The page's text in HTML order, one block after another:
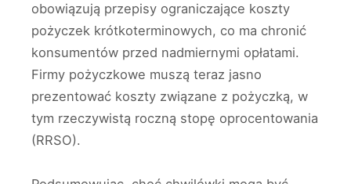
obowiązują przepisy ograniczające koszty
pożyczek krótkoterminowych, co ma chronić
konsumentów przed nadmiernymi opłatami.
Firmy pożyczkowe muszą teraz jasno
prezentować koszty związane z pożyczką, w
tym rzeczywistą roczną stopę oprocentowania
(RRSO).